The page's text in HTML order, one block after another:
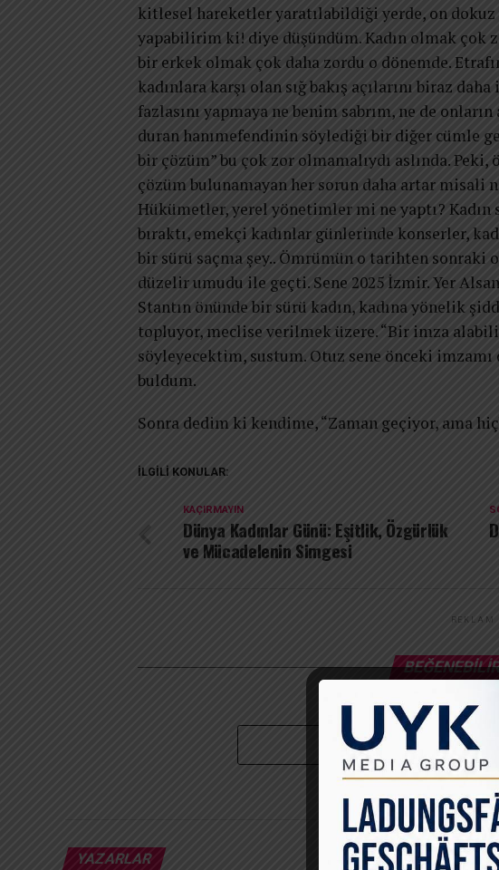
kitlesel hareketler yaratılabildiği yerde, on dokuz
yapabilirim ki! diye düşündüm. Kadın olmak çok
bir erkek olmak çok daha zordu o dönemde.
kadınlara karşı olan sığ bakış açılarını biraz
fazlasını yapmaya ne benim sabrım, ne de
duran hanımefendinin söylediği bir diğer cümle
bir çözüm” bu çok zor olmamalıydı aslında.
çözüm bulunamayan her sorun daha artar misali
Hükümetler, yerel yönetimler mi ne yaptı? Kadın
bıraktı, emekçi kadınlar günlerinde konserler,
bir sürü saçma şey.. Ömrümün o tarihten
düzelir umudu ile geçti. Sene 2025 İzmir. Yer
Stantın önünde bir sürü kadın, kadına yönelik
topluyor, meclise verilmek üzere. “Bir imza
söyleyecektim, sustum. Otuz sene önceki
buldum.
Sonra dedim ki kendime, “Zaman geçiyor, ama
İLGILI KONULAR:
KAÇIRMAYIN
Dünya Kadınlar Günü: Eşitlik, Özgürlük
ve Mücadelenin Simgesi
REKLAM
YORUM
YAZARLAR